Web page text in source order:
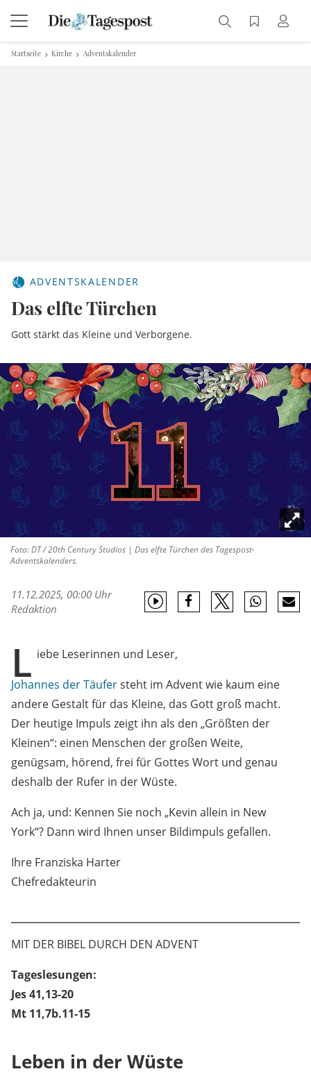
Startseite Kirche Adventskalender
ADVENTSKALENDER
Das elfte Türchen
Gott stärkt das Kleine und Verborgene.
Foto: DT / 20th Century Studios | Das elfte Türchen des Tagespost-
Adventskalenders.
11.12.2025, 00:00 Uhr
Redaktion
L iebe Leserinnen und Leser,
Johannes der Täufersteht im Advent wie kaum eine
andere Gestalt für das Kleine, das Gott groß macht.
Der heutige Impuls zeigt ihn als den „Größten der
Kleinen“: einen Menschen der großen Weite,
genügsam, hörend, frei für Gottes Wort und genau
deshalb der Rufer in der Wüste.
Ach ja, und: Kennen Sie noch „Kevin allein in New
York“? Dann wird Ihnen unser Bildimpuls gefallen.
Ihre Franziska Harter
Chefredakteurin
MIT DER BIBEL DURCH DEN ADVENT
Tageslesungen:
Jes 41,13-20
Mt 11,7b.11-15
Leben in der Wüste